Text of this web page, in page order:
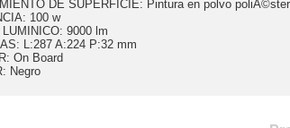
DE SUPERFICIE: Pintura en polvo poliÃ©ster
100 w
LUMINICO: 9000 lm
L:287 A:224 P:32 mm
On Board
Negro